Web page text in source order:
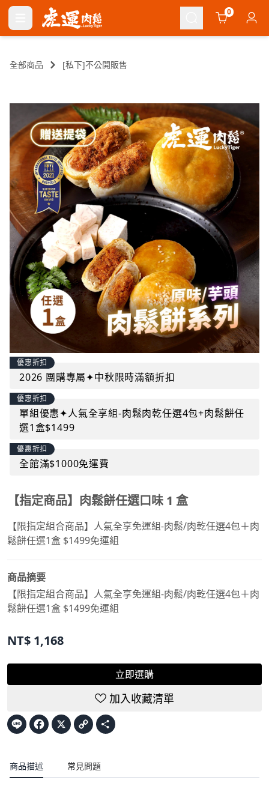
Cart0
全部商品 [私下]不公開販售
優惠折扣
2026 團購專屬✦中秋限時滿額折扣
優惠折扣
單組優惠✦人氣全享組-肉鬆肉乾任選4包+肉鬆餅任
選1盒$1499
優惠折扣
全館滿$1000免運費
【指定商品】肉鬆餅任選口味 1 盒
【限指定組合商品】人氣全享免運組-肉鬆/肉乾任選4包＋肉
鬆餅任選1盒 $1499免運組
商品摘要
【限指定組合商品】人氣全享免運組-肉鬆/肉乾任選4包＋肉
鬆餅任選1盒 $1499免運組
NT$ 1,168
立即選購
加入收藏清單
Line Facebook
X Copy
Link
商品描述 常見問題